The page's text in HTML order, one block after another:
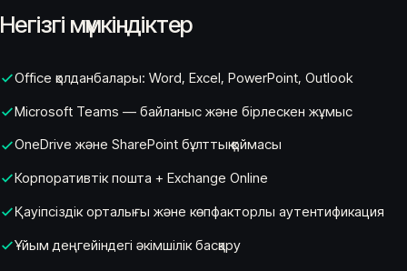
Негізгі мүмкіндіктер
Office қолданбалары: Word, Excel, PowerPoint, Outlook
Microsoft Teams — байланыс және бірлескен жұмыс
OneDrive және SharePoint бұлттық қоймасы
Корпоративтік пошта + Exchange Online
Қауіпсіздік орталығы және көпфакторлы аутентификация
Ұйым деңгейіндегі әкімшілік басқару